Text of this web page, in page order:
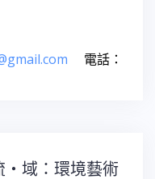
電話：
‧域：環境藝術